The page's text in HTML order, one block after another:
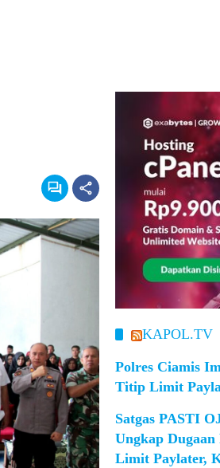
KAPOL.TV
Polres Ciamis
Titip Limit
Satgas PASTI
Ungkap
Limit Paylater,